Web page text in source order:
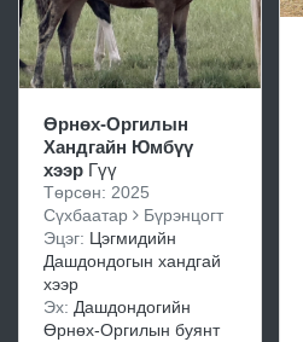
Өрнөх-Оргилын
Хандгайн Юмбүү
хээр Гүү
Төрсөн: 2025
Сүхбаатар
Бүрэнцогт
Эцэг: Цэгмидийн
Дашдондогын хандгай
хээр
Эх: Дашдондогийн
Өрнөх-Оргилын буянт